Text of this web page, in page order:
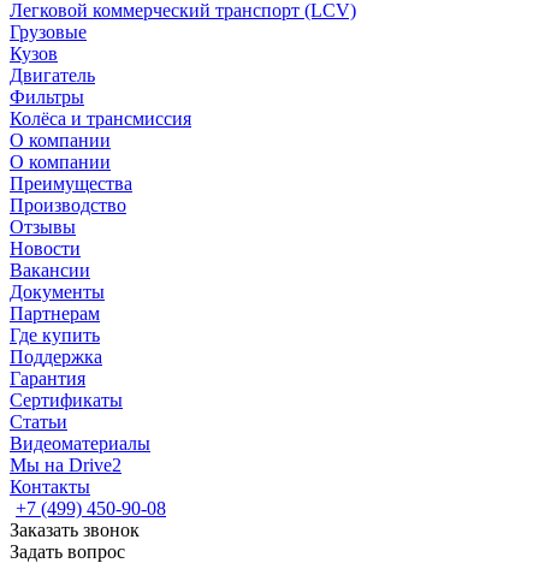
Легковой коммерческий транспорт (LCV)
Грузовые
Кузов
Двигатель
Фильтры
Колёса и трансмиссия
О компании
О компании
Преимущества
Производство
Отзывы
Новости
Вакансии
Документы
Партнерам
Где купить
Поддержка
Гарантия
Сертификаты
Статьи
Видеоматериалы
Мы на Drive2
Контакты
+7 (499) 450-90-08
Заказать звонок
Задать вопрос